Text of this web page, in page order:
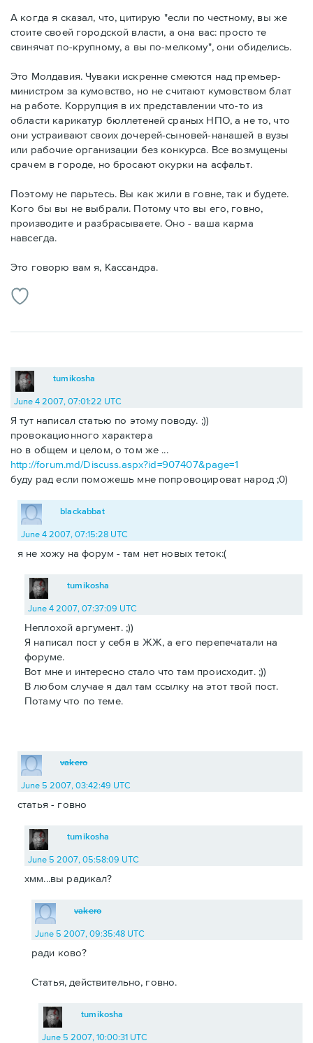
А когда я сказал, что, цитирую "если по честному, вы же
стоите своей городской власти, а она вас: просто те
свинячат по-крупному, а вы по-мелкому", они обиделись.
Это Молдавия. Чуваки искренне смеются над премьер-
министром за кумовство, но не считают кумовством блат
на работе. Коррупция в их представлении что-то из
области карикатур бюллетеней сраных НПО, а не то, что
они устраивают своих дочерей-сыновей-нанашей в вузы
или рабочие организации без конкурса. Все возмущены
срачем в городе, но бросают окурки на асфальт.
Поэтому не парьтесь. Вы как жили в говне, так и будете.
Кого бы вы не выбрали. Потому что вы его, говно,
производите и разбрасываете. Оно - ваша карма
навсегда.
Это говорю вам я, Кассандра.
tumikosha
June 4 2007, 07:01:22 UTC
Я тут написал статью по этому поводу. ;))
провокационного характера
но в общем и целом, о том же ...
http://forum.md/Discuss.aspx?id=907407&page=1
буду рад если поможешь мне попровоцироват народ ;0)
blackabbat
June 4 2007, 07:15:28 UTC
я не хожу на форум - там нет новых теток:(
tumikosha
June 4 2007, 07:37:09 UTC
Неплохой аргумент. ;))
Я написал пост у себя в ЖЖ, а его перепечатали на
форуме.
Вот мне и интересно стало что там происходит. ;))
В любом случае я дал там ссылку на этот твой пост.
Потаму что по теме.
vakero
June 5 2007, 03:42:49 UTC
статья - говно
tumikosha
June 5 2007, 05:58:09 UTC
хмм...вы радикал?
vakero
June 5 2007, 09:35:48 UTC
ради ково?
Статья, действительно, говно.
tumikosha
June 5 2007, 10:00:31 UTC